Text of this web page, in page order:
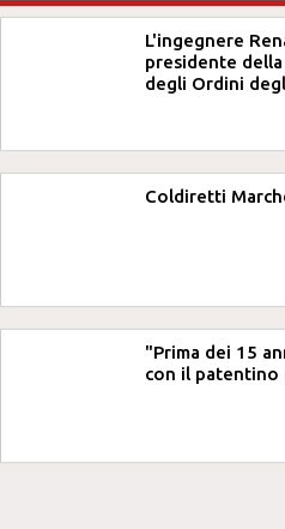
L'ingegnere
presidente
degli Ordini
Coldiretti
"Prima dei 15
con il patentino